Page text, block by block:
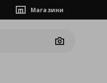
Магазини
Camera